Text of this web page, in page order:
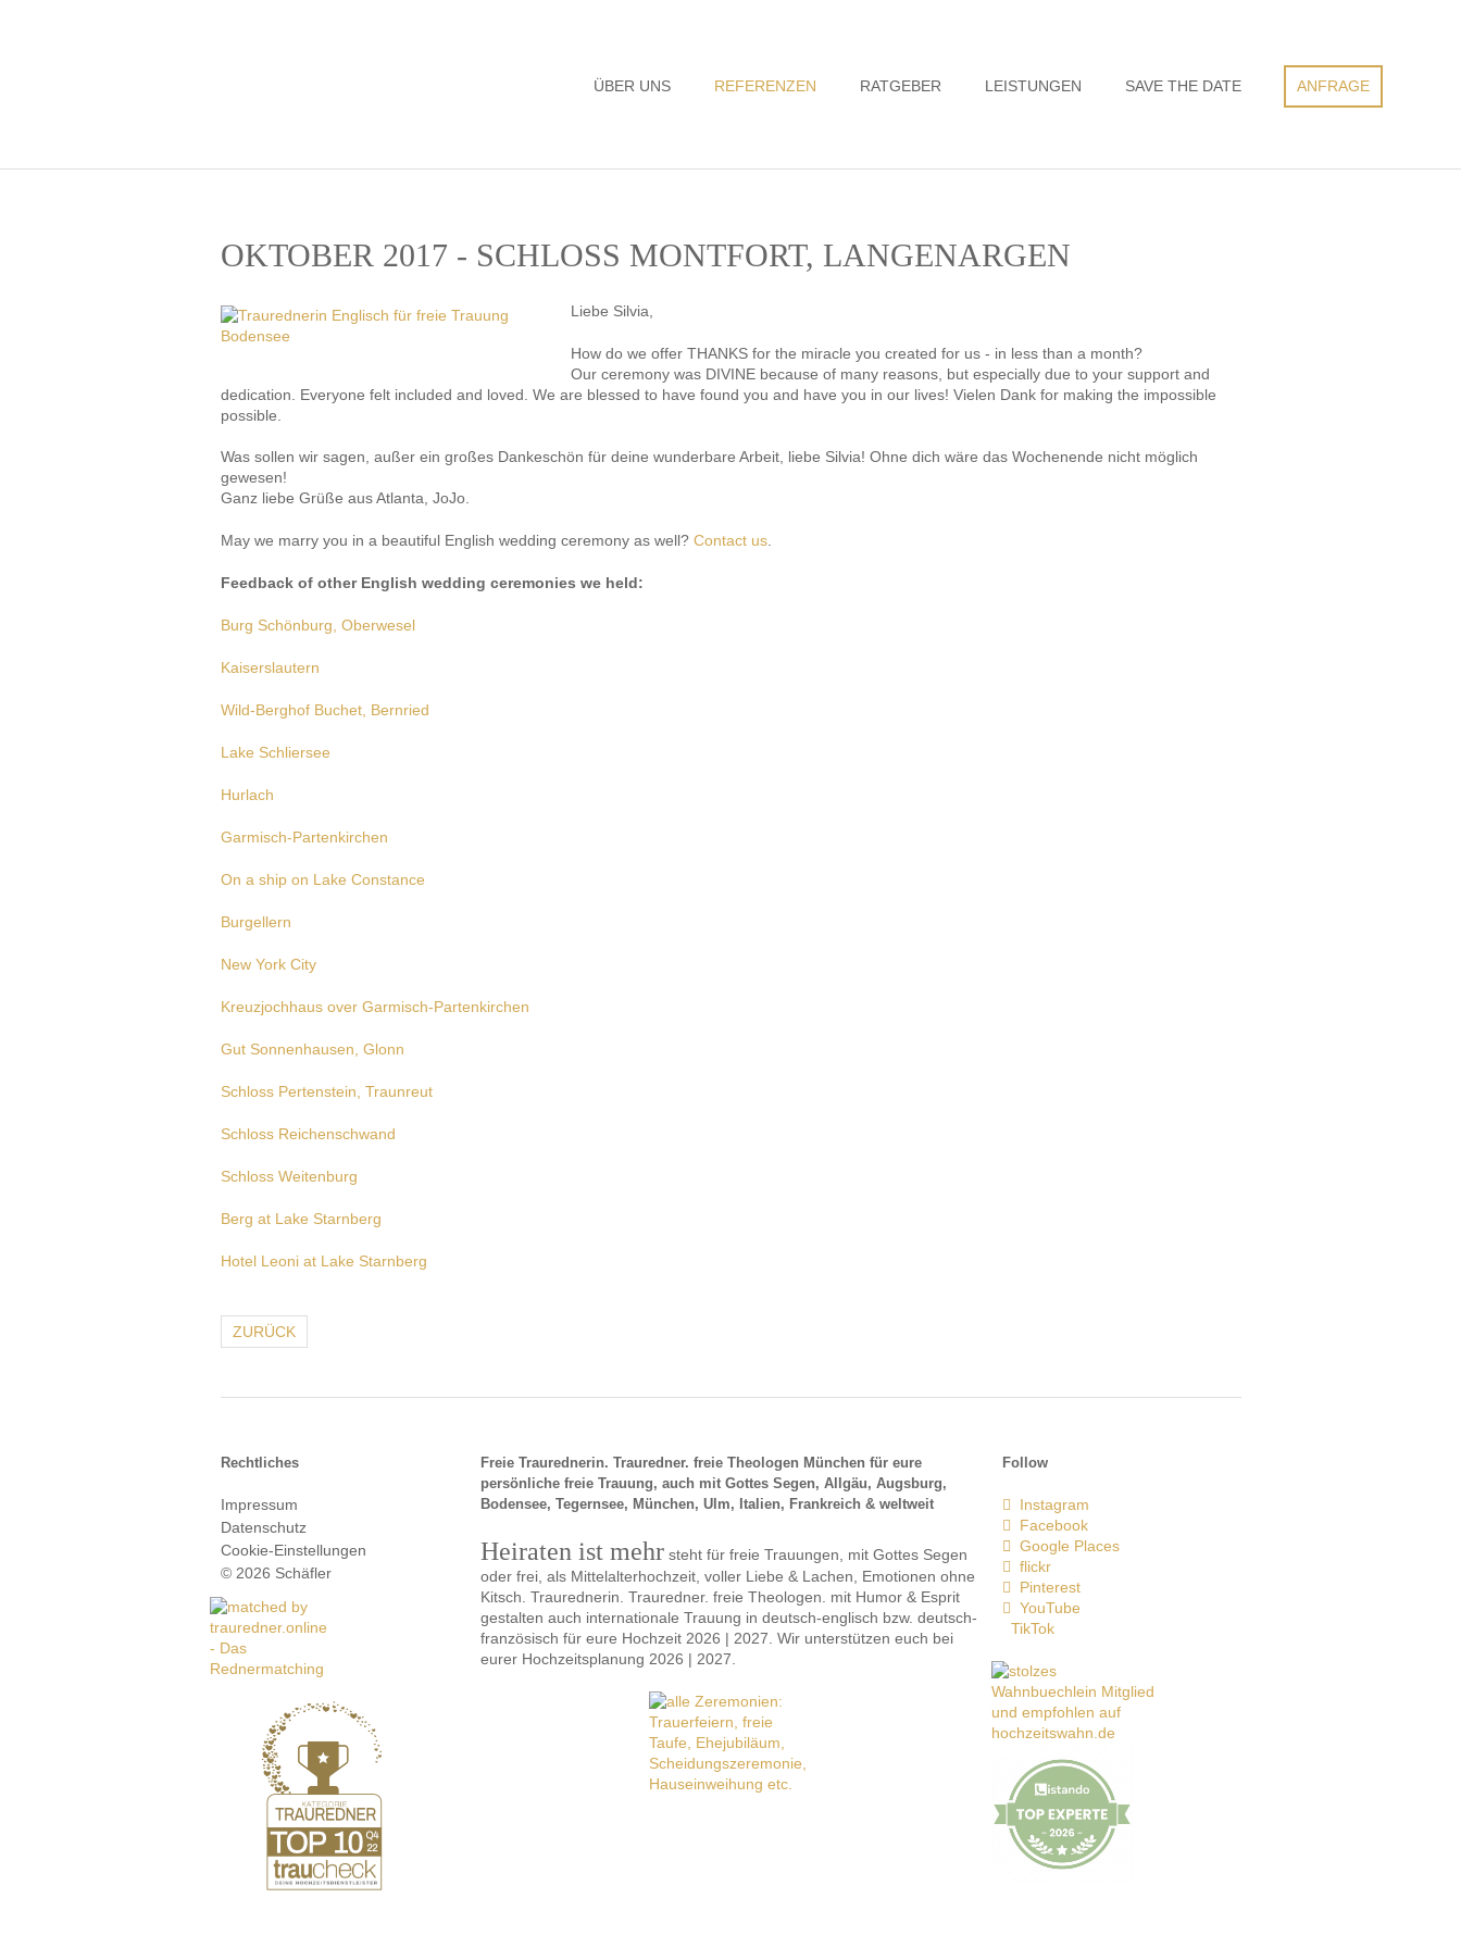
ANFRAGE
Navigation
ÜBER UNS REFERENZEN RATGEBER LEISTUNGEN SAVE THE DATE
OKTOBER 2017 - SCHLOSS MONTFORT, LANGENARGEN
Liebe Silvia,
How do we offer THANKS for the miracle you created for us - in less than a month?
Our ceremony was DIVINE because of many reasons, but especially due to your support and
dedication. Everyone felt included and loved. We are blessed to have found you and have you in our lives! Vielen Dank for making the impossible
possible.
Was sollen wir sagen, außer ein großes Dankeschön für deine wunderbare Arbeit, liebe Silvia! Ohne dich wäre das Wochenende nicht möglich
gewesen!
Ganz liebe Grüße aus Atlanta, JoJo.
May we marry you in a beautiful English wedding ceremony as well? Contact us.
Feedback of other English wedding ceremonies we held:
Burg Schönburg, Oberwesel
Kaiserslautern
Wild-Berghof Buchet, Bernried
Lake Schliersee
Hurlach
Garmisch-Partenkirchen
On a ship on Lake Constance
Burgellern
New York City
Kreuzjochhaus over Garmisch-Partenkirchen
Gut Sonnenhausen, Glonn
Schloss Pertenstein, Traunreut
Schloss Reichenschwand
Schloss Weitenburg
Berg at Lake Starnberg
Hotel Leoni at Lake Starnberg
ZURÜCK
Rechtliches
Impressum
Datenschutz
Cookie-Einstellungen
© 2026 Schäfler
Freie Traurednerin. Trauredner. freie Theologen München für eure
persönliche freie Trauung, auch mit Gottes Segen, Allgäu, Augsburg,
Bodensee, Tegernsee, München, Ulm, Italien, Frankreich & weltweit
Heiraten ist mehr steht für freie Trauungen, mit Gottes Segen
oder frei, als Mittelalterhochzeit, voller Liebe & Lachen, Emotionen ohne
Kitsch. Traurednerin. Trauredner. freie Theologen. mit Humor & Esprit
gestalten auch internationale Trauung in deutsch-englisch bzw. deutsch-
französisch für eure Hochzeit 2026 | 2027. Wir unterstützen euch bei
eurer Hochzeitsplanung 2026 | 2027.
Follow
Instagram
Facebook
Google Places
flickr
Pinterest
YouTube
TikTok